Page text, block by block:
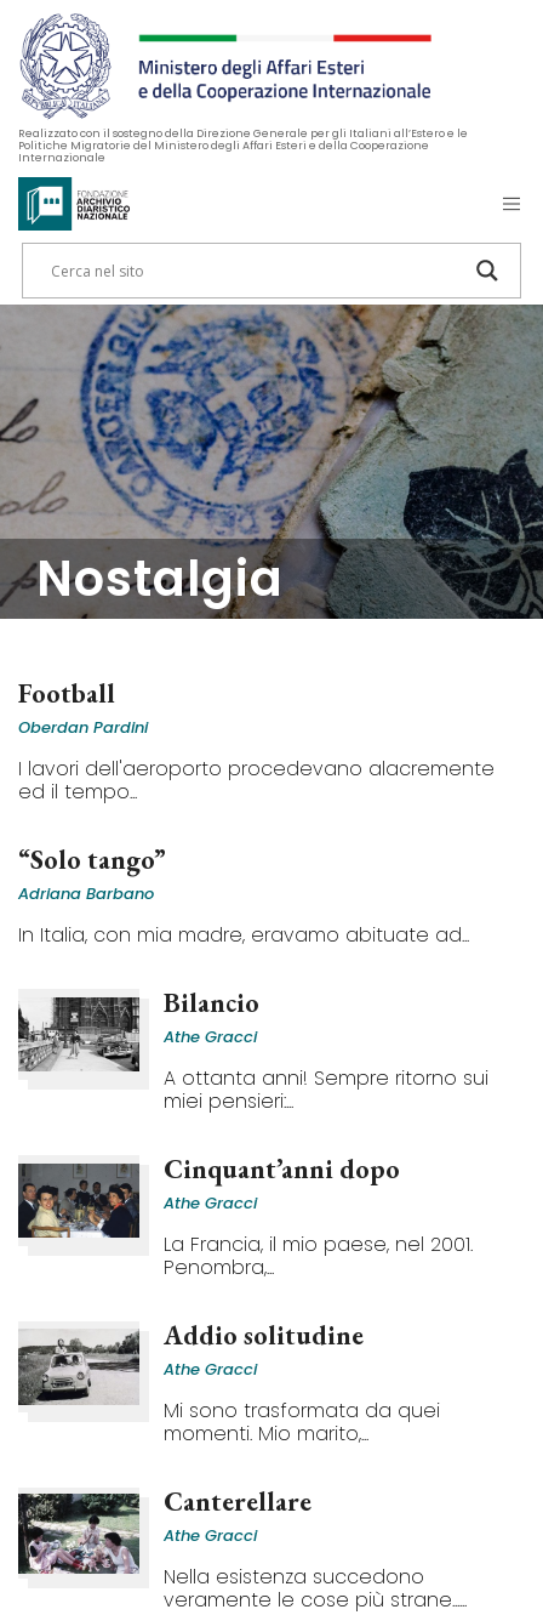
Realizzato con il sostegno della Direzione Generale per gli Italiani all’Estero e le
Politiche Migratorie del Ministero degli Affari Esteri e della Cooperazione
Internazionale
nostalgia
Football
Oberdan Pardini
I lavori dell'aeroporto procedevano alacremente
ed il tempo...
“Solo tango”
Adriana Barbano
In Italia, con mia madre, eravamo abituate ad...
Bilancio
Athe Gracci
A ottanta anni! Sempre ritorno sui
miei pensieri:...
Cinquant’anni dopo
Athe Gracci
La Francia, il mio paese, nel 2001.
Penombra,...
Addio solitudine
Athe Gracci
Mi sono trasformata da quei
momenti. Mio marito,...
Canterellare
Athe Gracci
Nella esistenza succedono
veramente le cose più strane......